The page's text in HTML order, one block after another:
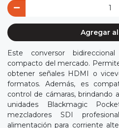
Agregar
Este conversor
compacto del mercado.
obtener señales HDMI o
formatos. Además, es
control de cámaras, brindando
unidades Blackmagic
mezcladores SDI
alimentación para corriente